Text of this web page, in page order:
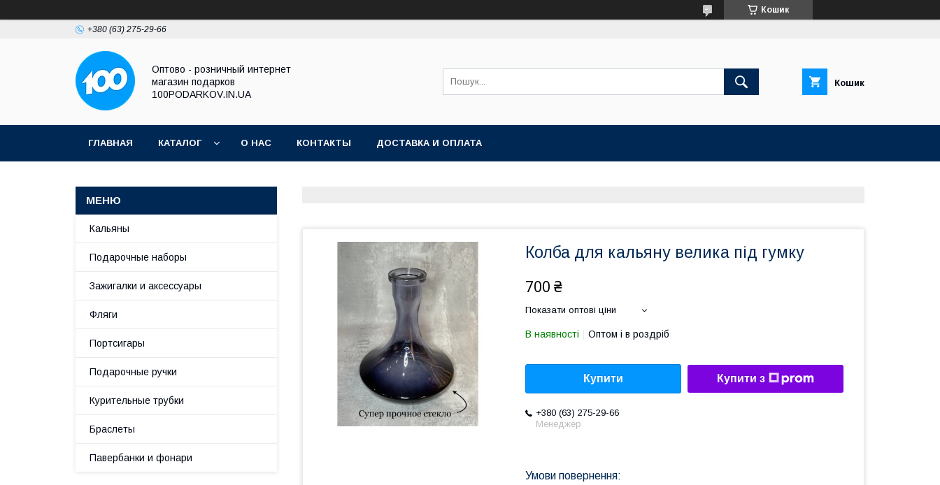
Кошик
+380 (63) 275-29-66
Оптово - розничный интернет
магазин подарков
100PODARKOV.IN.UA
Кошик
ГЛАВНАЯ КАТАЛОГ О НАС КОНТАКТЫ ДОСТАВКА И ОПЛАТА
Колба для кальяну велика під гумку
700 ₴
Показати оптові ціни
В наявності Оптом і в роздріб
Купити Купити з
+380 (63) 275-29-66
Менеджер
Кальяны
Подарочные наборы
Зажигалки и аксессуары
Фляги
Портсигары
Подарочные ручки
Курительные трубки
Браслеты
Павербанки и фонари